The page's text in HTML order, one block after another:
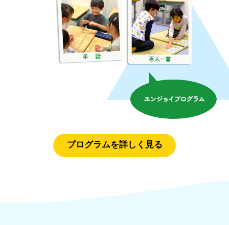
プログラムを詳しく見る